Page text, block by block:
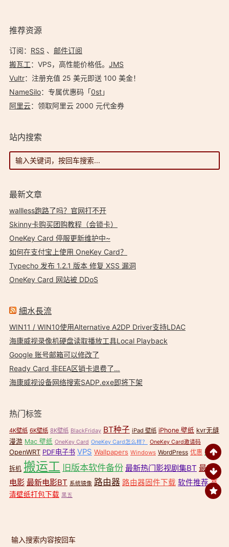
推荐资源
订阅： RSS 、 邮件订阅
搬瓦工：VPS，高性能价格低。️ JMS
Vultr：注册充值 25 美元即送 100 美金！
NameSilo：专属优惠码「0st」
阿里云：领取阿里云 2000 元代金券
站内搜索
最新文章
wallless跑路了吗？官网打不开
Skinny卡购买团购教程（会锁卡）
OneKey Card 停服更新维护中~
如何在支付宝上使用 OneKey Card？
Typecho 发布 1.2.1 版本 修复 XSS 漏洞
OneKey Card 网站被 DDoS
細水長流
WIN11 / WIN10使用Alternative A2DP Driver支持LDAC
海康威视录像机硬盘读取播放工具Local Playback
Google 账号邮箱可以修改了
Ready Card 非EEA区销卡退费了…
海康威视设备网络搜索SADP.exe即将下架
热门标签
4K壁纸 6K壁纸 8K壁纸 BlackFriday BT种子 iPad 壁纸 iPhone 壁纸 kvr无缝
漫游 Mac 壁纸 OneKey Card OneKey Card怎么样？ OneKey Card邀请码
OpenWRT PDF电子书 VPS Wallpapers Windows WordPress 优惠 壁纸
拆机 搬运工 旧版本软件备份 最新热门影视剧集BT 最新
电影 最新电影BT 系统镜像 路由器 路由器固件下载 软件推荐 高
清壁纸打包下载 黑五